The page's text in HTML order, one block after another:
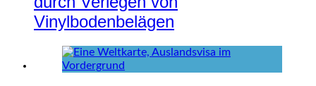
Vinylbodenbelägen